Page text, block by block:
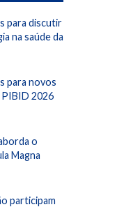
para discutir
na saúde da
para novos
2026
o
Magna
participam